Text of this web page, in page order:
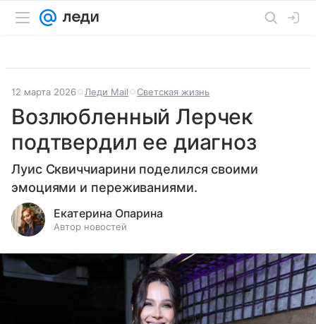
12 марта 2026 Леди Mail Светская жизнь
Возлюбленный Лерчек
подтвердил ее диагноз
Луис Сквиччиарини поделился своими
эмоциями и переживаниями.
Екатерина Опарина
Автор новостей